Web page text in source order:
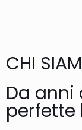
CHI
Da
perfette